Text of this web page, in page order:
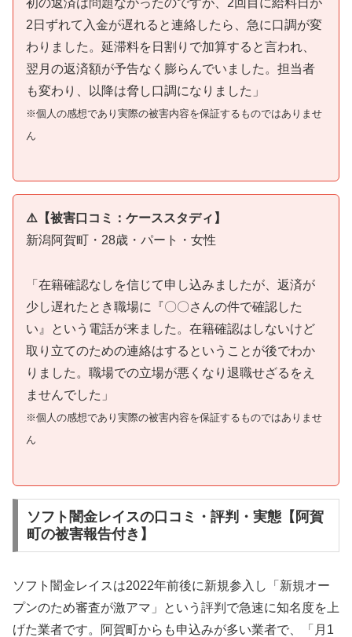
2日ずれて入金が遅れると連絡したら、急に口調が変
わりました。延滞料を日割りで加算すると言われ、
翌月の返済額が予告なく膨らんでいました。担当者
も変わり、以降は脅し口調になりました」
※個人の感想であり実際の被害内容を保証するものではありませ
ん
⚠️【被害口コミ：ケーススタディ】
新潟阿賀町・28歳・パート・女性
「在籍確認なしを信じて申し込みましたが、返済が
少し遅れたとき職場に『〇〇さんの件で確認した
い』という電話が来ました。在籍確認はしないけど
取り立てのための連絡はするということが後でわか
りました。職場での立場が悪くなり退職せざるをえ
ませんでした」
※個人の感想であり実際の被害内容を保証するものではありませ
ん
ソフト闇金レイスの口コミ・評判・実態【阿賀
町の被害報告付き】
ソフト闇金レイスは2022年前後に新規参入し「新規オー
プンのため審査が激アマ」という評判で急速に知名度を上
げた業者です。阿賀町からも申込みが多い業者で、「月1